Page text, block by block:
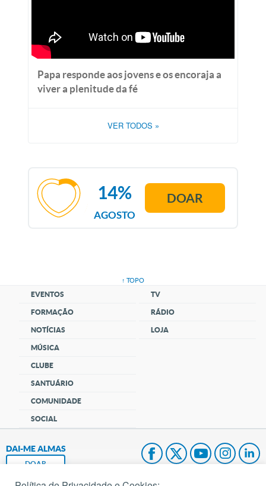
Papa responde aos jovens e os encoraja a
viver a plenitude da fé
VER TODOS »
AGOSTO
14% DOAR
↑ TOPO
EVENTOS
FORMAÇÃO
NOTÍCIAS
MÚSICA
CLUBE
SANTUÁRIO
COMUNIDADE
SOCIAL
TV
RÁDIO
LOJA
DAI-ME ALMAS
DOAR